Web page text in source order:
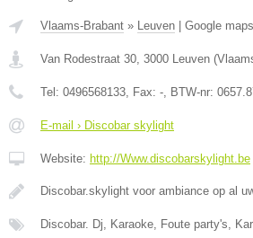
Vlaams-Brabant » Leuven Google maps
Van Rodestraat 30 3000 Leuven (
Tel: 0496568133 , Fax: - , BTW-nr:
E-mail › Discobar skylight
Website: http://Www.discobarskylight.be
Discobar.skylight voor ambiance op al
Discobar. Dj, Karaoke, Foute party's,